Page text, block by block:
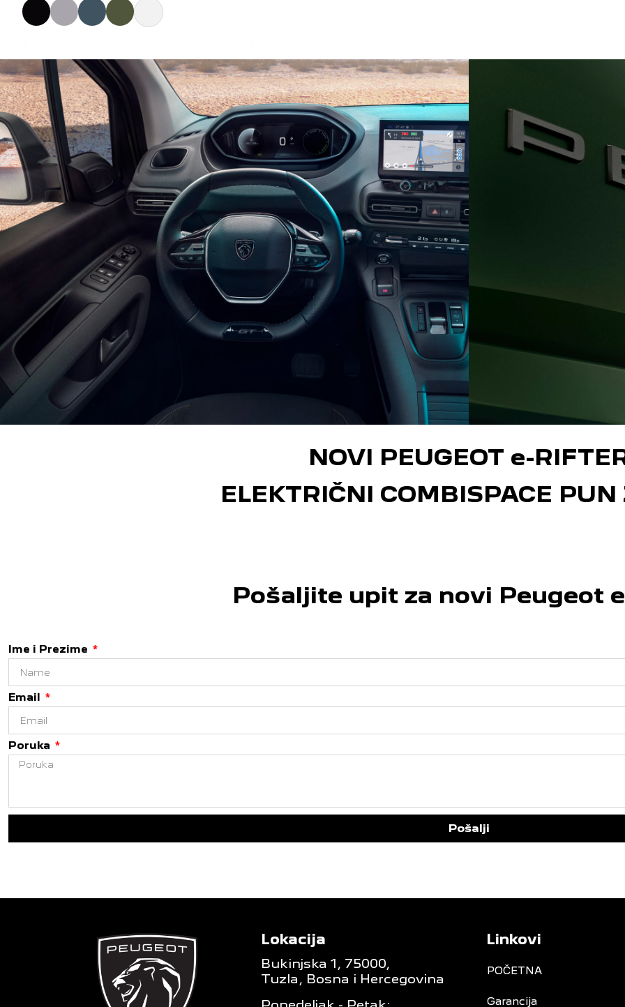
NOVI PEUGEOT e-
ELEKTRIČNI COMBISPACE PUN
Pošaljite upit za novi Peugeot
Ime i Prezime
Email
Poruka
Pošalji
Lokacija
Bukinjska 1, 75000,
Tuzla, Bosna i Hercegovina
Linkovi
POČETNA
Garancija